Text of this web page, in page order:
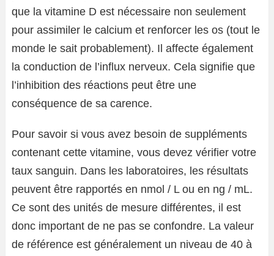
que la vitamine D est nécessaire non seulement
pour assimiler le calcium et renforcer les os (tout le
monde le sait probablement). Il affecte également
la conduction de l’influx nerveux. Cela signifie que
l’inhibition des réactions peut être une
conséquence de sa carence.
Pour savoir si vous avez besoin de suppléments
contenant cette vitamine, vous devez vérifier votre
taux sanguin. Dans les laboratoires, les résultats
peuvent être rapportés en nmol / L ou en ng / mL.
Ce sont des unités de mesure différentes, il est
donc important de ne pas se confondre. La valeur
de référence est généralement un niveau de 40 à